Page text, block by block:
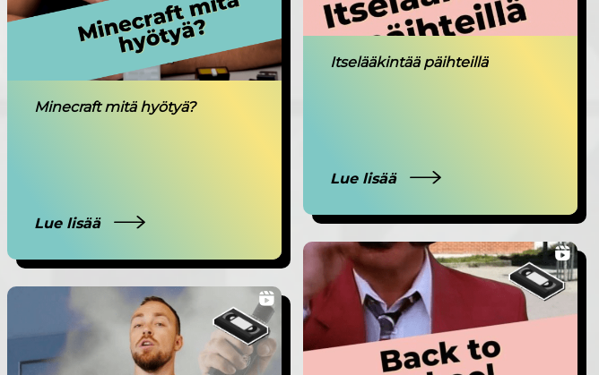
Minecraft mitä hyötyä?
Lue lisää
Itselääkintää päihteillä
Lue lisää